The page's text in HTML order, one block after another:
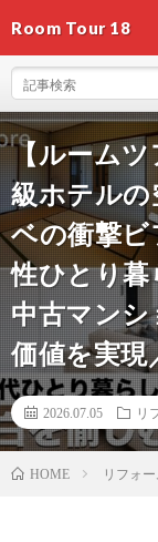
Room Tour 18
【ルームツ
級ホテル
ベの衝撃
性ひとり
中古マン
価値を実現
2026.07.05 リ
HOME リフォ